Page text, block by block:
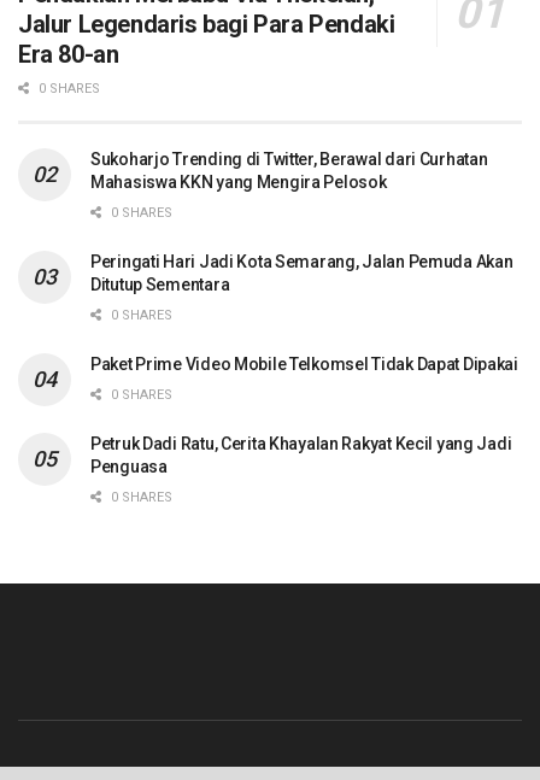
Jalur Legendaris bagi Para Pendaki
Era 80-an
0 SHARES
Sukoharjo Trending di Twitter, Berawal dari Curhatan
Mahasiswa KKN yang Mengira Pelosok
0 SHARES
Peringati Hari Jadi Kota Semarang, Jalan Pemuda Akan
Ditutup Sementara
0 SHARES
Paket Prime Video Mobile Telkomsel Tidak Dapat Dipakai
0 SHARES
Petruk Dadi Ratu, Cerita Khayalan Rakyat Kecil yang Jadi
Penguasa
0 SHARES